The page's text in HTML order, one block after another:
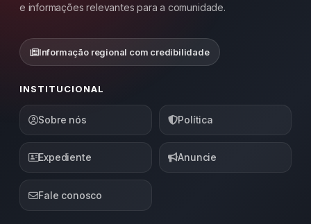
e informações relevantes para a comunidade.
Informação regional com credibilidade
INSTITUCIONAL
Sobre nós Política
Expediente Anuncie
Fale conosco